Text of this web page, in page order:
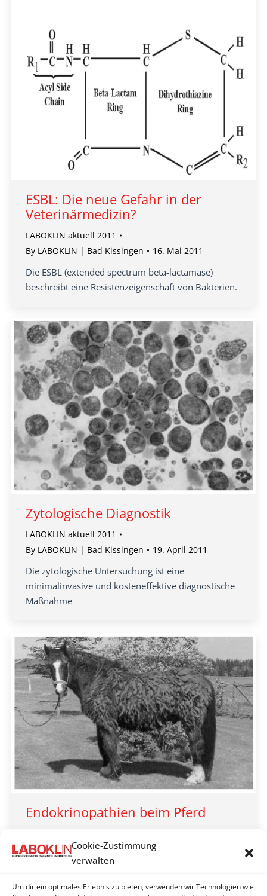
Cookie-Zustimmung
verwalten
Um dir ein optimales Erlebnis zu bieten, verwenden wir Technologien wie
ESBL: Die neue Gefahr in der
Veterinärmedizin?
LABOKLIN aktuell 2011
By LABOKLIN | Bad Kissingen 16. Mai 2011
Die ESBL (extended spectrum beta-lactamase)
beschreibt eine Resistenzeigenschaft von Bakterien.
Zytologische Diagnostik
LABOKLIN aktuell 2011
By LABOKLIN | Bad Kissingen 19. April 2011
Die zytologische Untersuchung ist eine
minimalinvasive und kosteneffektive diagnostische
Maßnahme
Endokrinopathien beim Pferd
ByLABOKLIN | Bad Kissingen 18. März 2011
Gegenstand intensiver wissenschaftlicher